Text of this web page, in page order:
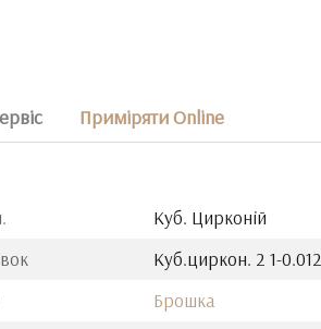
Приміряти Online
Куб. Цирконій
Куб.циркон. 2 1-0.012
Брошка